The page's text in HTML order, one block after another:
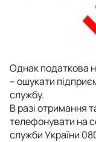
Однак податкова
– ошукати
службу.
В разі отримання
телефонувати на
служби України